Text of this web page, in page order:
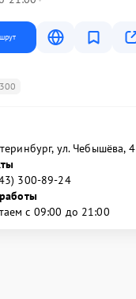
300
ул. Чебышёва, 4
300-89-24
с 09:00 до 21:00